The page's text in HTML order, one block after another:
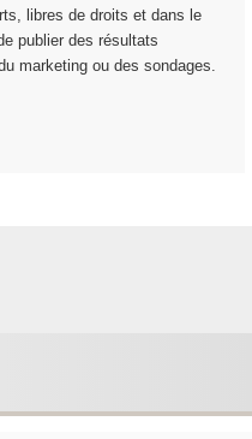
libres de droits et dans le
publier des résultats
marketing ou des sondages.